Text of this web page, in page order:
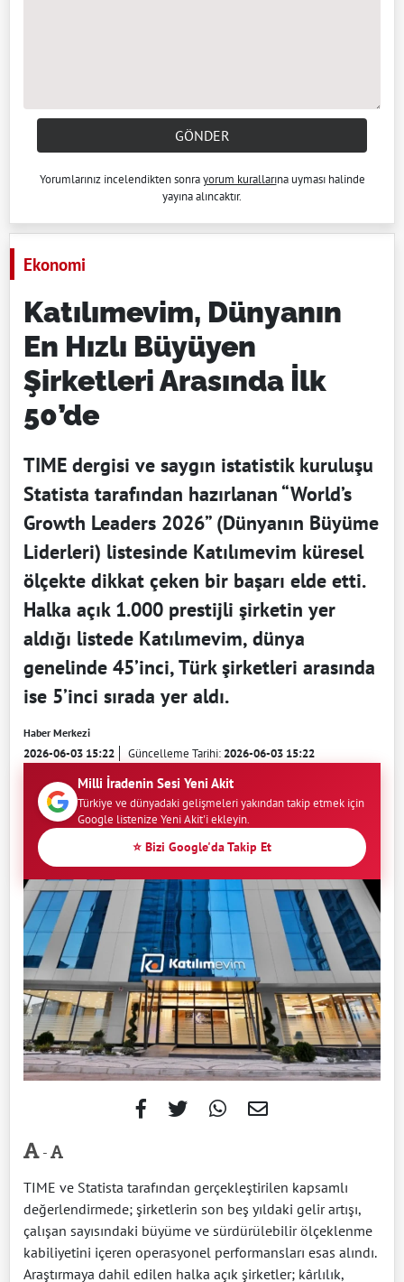
GÖNDER
Yorumlarınız incelendikten sonrayorum kurallarına uyması halinde
yayına alıncaktır.
Ekonomi
Katılımevim, Dünyanın
En Hızlı Büyüyen
Şirketleri Arasında İlk
50’de
TIME dergisi ve saygın istatistik kuruluşu
Statista tarafından hazırlanan “World’s
Growth Leaders 2026” (Dünyanın Büyüme
Liderleri) listesinde Katılımevim küresel
ölçekte dikkat çeken bir başarı elde etti.
Halka açık 1.000 prestijli şirketin yer
aldığı listede Katılımevim, dünya
genelinde 45’inci, Türk şirketleri arasında
ise 5’inci sırada yer aldı.
Haber Merkezi
2026-06-03 15:22 Güncelleme Tarihi:2026-06-03 15:22
Milli İradenin Sesi Yeni Akit
Türkiye ve dünyadaki gelişmeleri yakından takip etmek için
Google listenize Yeni Akit'i ekleyin.
⭐ Bizi Google'da Takip Et
-
TIME ve Statista tarafından gerçekleştirilen kapsamlı
değerlendirmede; şirketlerin son beş yıldaki gelir artışı,
çalışan sayısındaki büyüme ve sürdürülebilir ölçeklenme
kabiliyetini içeren operasyonel performansları esas alındı.
Araştırmaya dahil edilen halka açık şirketler; kârlılık,